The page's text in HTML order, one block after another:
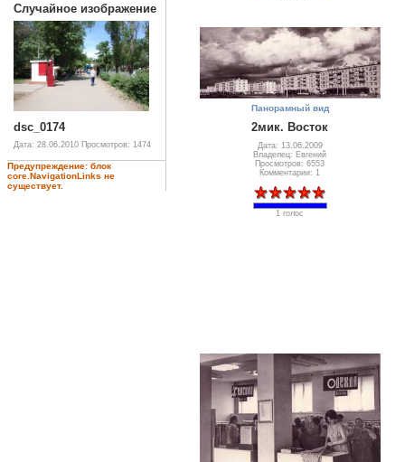
Случайное изображение
dsc_0174
Дата: 28.06.2010 Просмотров: 1474
Предупреждение: блок
core.NavigationLinks не
существует.
Панорамный вид
2мик. Восток
Дата: 13.06.2009
Владелец: Евгений
Просмотров: 6553
Комментарии: 1
1 голос